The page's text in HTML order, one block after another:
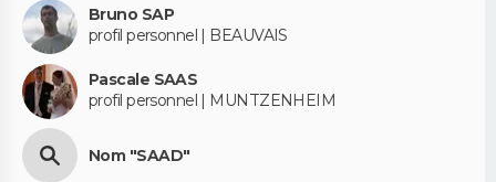
Bruno SAP
profil personnel | BEAUVAIS
Pascale SAAS
profil personnel | MUNTZENHEIM
Nom "SAAD"